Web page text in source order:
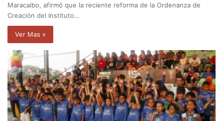
Maracaibo, afirmó que la reciente reforma de la Ordenanza de
Creación del Instituto…
Ver Mas »